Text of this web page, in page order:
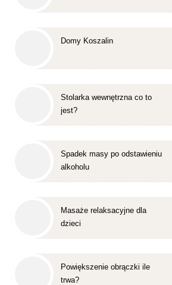
Domy Koszalin
Stolarka wewnętrzna co to
jest?
Spadek masy po odstawieniu
alkoholu
Masaże relaksacyjne dla
dzieci
Powiększenie obrączki ile
trwa?